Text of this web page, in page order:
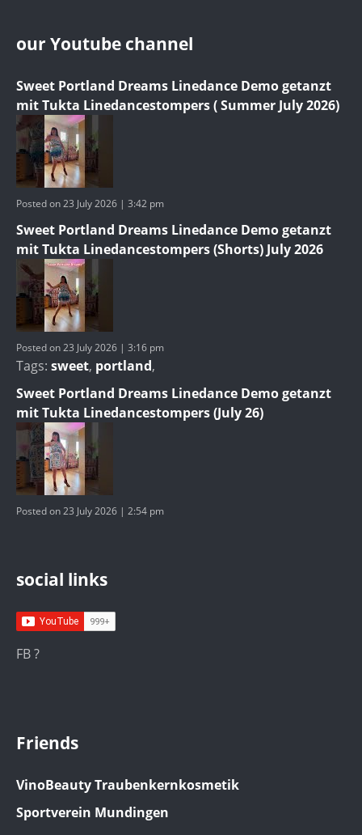
our Youtube channel
Sweet Portland Dreams Linedance Demo getanzt
mit Tukta Linedancestompers ( Summer July 2026)
Posted on 23 July 2026 | 3:42 pm
Sweet Portland Dreams Linedance Demo getanzt
mit Tukta Linedancestompers (Shorts) July 2026
Posted on 23 July 2026 | 3:16 pm
Tags: sweet, portland,
Sweet Portland Dreams Linedance Demo getanzt
mit Tukta Linedancestompers (July 26)
Posted on 23 July 2026 | 2:54 pm
social links
FB ?
Friends
VinoBeauty Traubenkernkosmetik
Sportverein Mundingen